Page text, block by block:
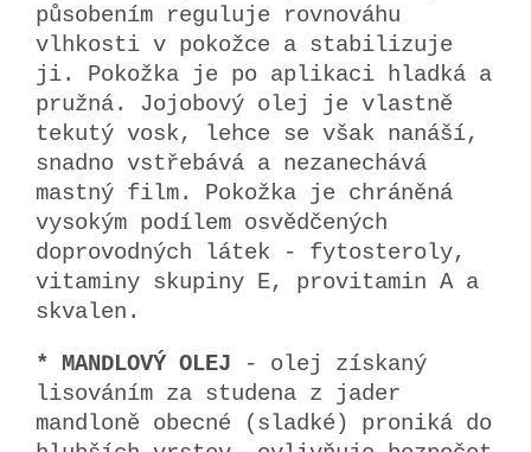
působením reguluje rovnováhu
vlhkosti v pokožce a stabilizuje
ji. Pokožka je po aplikaci hladká a
pružná. Jojobový olej je vlastně
tekutý vosk, lehce se však nanáší,
snadno vstřebává a nezanechává
mastný film. Pokožka je chráněná
vysokým podílem osvědčených
doprovodných látek - fytosteroly,
vitaminy skupiny E, provitamin A a
skvalen.
* MANDLOVÝ OLEJ - olej získaný
lisováním za studena z jader
mandloně obecné (sladké) proniká do